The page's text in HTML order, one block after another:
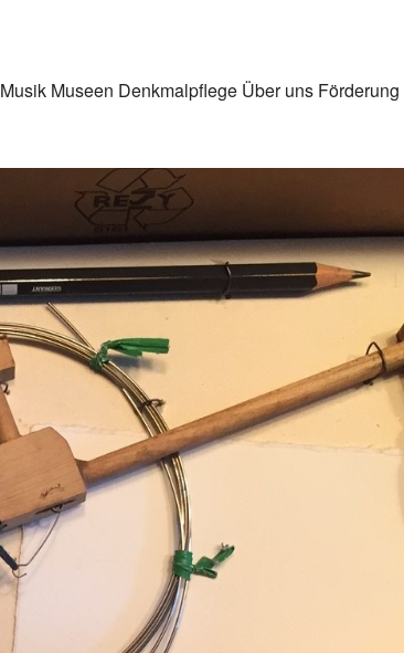
Musik Museen Denkmalpflege Über uns Förderung